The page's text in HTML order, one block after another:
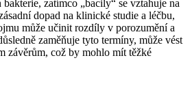
zatímco „bacily“ se vztahuje na
dopad na klinické studie a léčbu,
může učinit rozdíly v porozumění a
zaměňuje tyto termíny, může vést
závěrům, což by mohlo mít těžké